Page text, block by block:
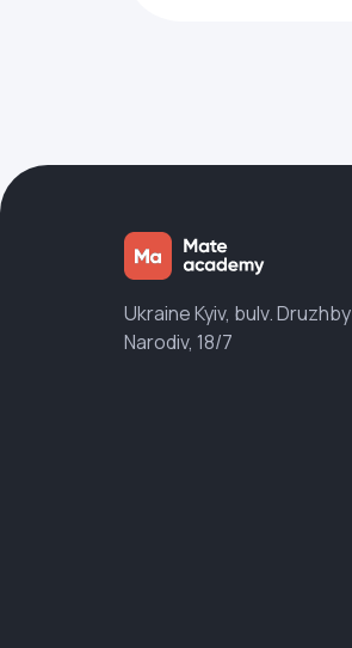
Ukraine Kyiv, bulv. Druzhby
Narodiv, 18/7